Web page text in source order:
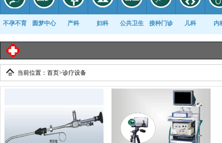
不孕不育 圆梦中心 产科 妇科 公共卫生 接种门诊 儿科 内
康复科
当前位置： 首页>诊疗设备